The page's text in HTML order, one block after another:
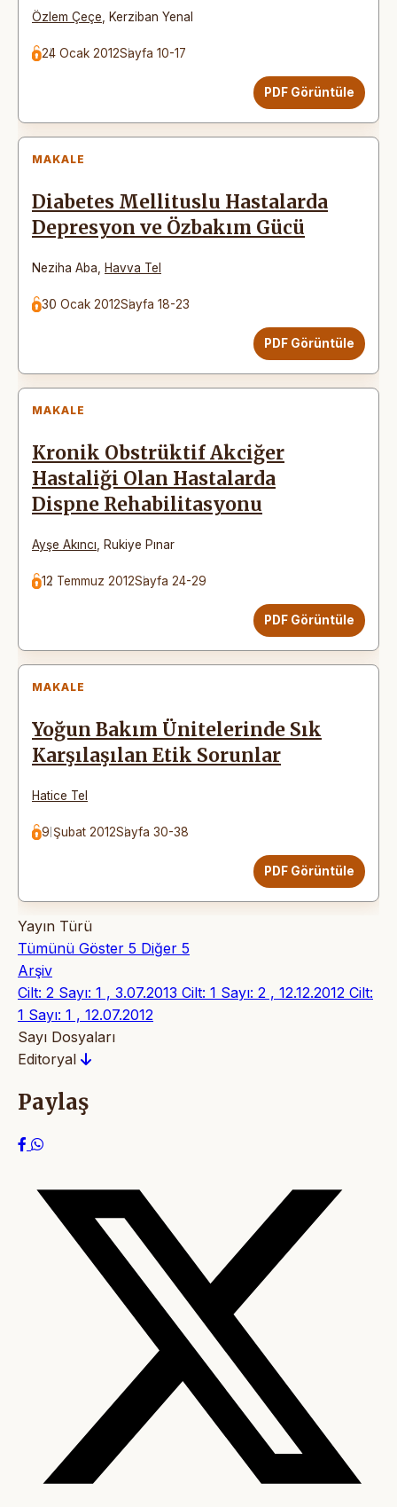
Özlem Çeçe Kerziban Yenal
24 Ocak 2012Sayfa 10-17
PDF Görüntüle
MAKALE
Diabetes Mellituslu Hastalarda
Depresyon ve Özbakım Gücü
Neziha Aba Havva Tel
30 Ocak 2012Sayfa 18-23
PDF Görüntüle
MAKALE
Kronik Obstrüktif Akciğer
Hastaliği Olan Hastalarda
Dispne Rehabilitasyonu
Ayşe Akıncı Rukiye Pınar
12 Temmuz 2012Sayfa 24-29
PDF Görüntüle
MAKALE
Yoğun Bakım Ünitelerinde Sık
Karşılaşılan Etik Sorunlar
Hatice Tel
9 Şubat 2012Sayfa 30-38
PDF Görüntüle
Yayın Türü
Tümünü Göster 5 Diğer 5
Arşiv
Cilt: 2 Sayı: 1 , 3.07.2013 Cilt: 1 Sayı: 2 , 12.12.2012 Cilt:
1 Sayı: 1 , 12.07.2012
Sayı Dosyaları
Editoryal
Paylaş